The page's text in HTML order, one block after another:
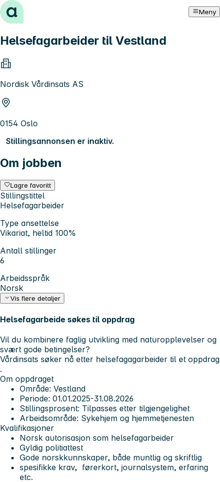
Hopp til innhold Meny
Helsefagarbeider til Vestland
Nordisk Vårdinsats AS
0154 Oslo
Stillingsannonsen er inaktiv.
Om jobben
Lagre favoritt
Stillingstittel
Helsefagarbeider
Type ansettelse
Vikariat, heltid 100%
Antall stillinger
6
Arbeidsspråk
Norsk
Vis flere detaljer
Helsefagarbeide søkes til oppdrag
Vil du kombinere faglig utvikling med naturopplevelser og
svært gode betingelser?
Vårdinsats søker nå etter helsefagagarbeider til et oppdrag
.
Om oppdraget
Område: Vestland
Periode: 01.01.2025-31.08.2026
Stillingsprosent: Tilpasses etter tilgjengelighet
Arbeidsområde: Sykehjem og hjemmetjenesten
Kvalifikasjoner
Norsk autorisasjon som helsefagarbeider
Gyldig politiattest
Gode norskkunnskaper, både muntlig og skriftlig
spesifikke krav, førerkort, journalsystem, erfaring
etc.